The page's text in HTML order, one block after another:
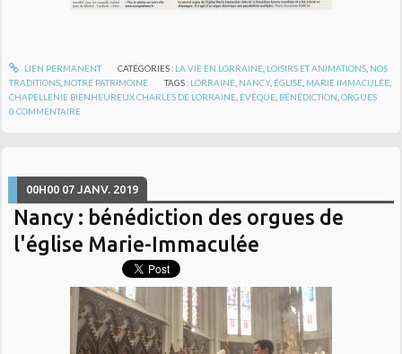
LIEN PERMANENT CATÉGORIES : LA VIE EN LORRAINE, LOISIRS ET ANIMATIONS, NOS
TRADITIONS NOTRE PATRIMOINE TAGS : LORRAINE NANCY, ÉGLISE MARIE IMMACULÉE
CHAPELLENIE BIENHEUREUX CHARLES DE LORRAINE ÉVÊQUE BÉNÉDICTION ,ORGUES
0 COMMENTAIRE
00H00 07 JANV. 2019
Nancy : bénédiction des orgues de
l'église Marie-Immaculée